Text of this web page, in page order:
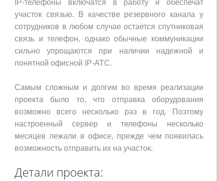
IP-телефоны включатся в работу и обеспечат
участок связью. В качестве резервного канала у
сотрудников в любом случае остается спутниковая
связь и телефон, однако обычные коммуникации
сильно упрощаются при наличии надежной и
понятной офисной
IP-АТС.
Самым сложным и долгим во время реализации
проекта было то, что отправка оборудования
возможно всего несколько раз в год. Поэтому
настроенный сервер и телефоны несколько
месяцев лежали в офисе, прежде чем появилась
возможность отправить их на участок.
Детали проекта: